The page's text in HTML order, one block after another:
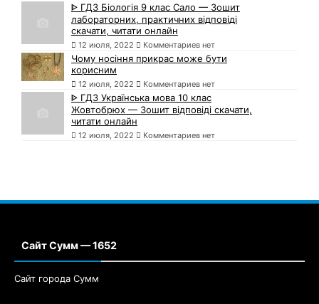
ᐈ ГДЗ Біологія 9 клас Сало — Зошит
лабораторних, практичних відповіді
скачати, читати онлайн
12 июля, 2022 Комментариев нет
Чому носіння прикрас може бути
корисним
12 июля, 2022 Комментариев нет
ᐈ ГДЗ Українська мова 10 клас
Жовтобрюх — Зошит відповіді скачати,
читати онлайн
12 июля, 2022 Комментариев нет
Сайт Сумм — 1652
Сайт города Сумм